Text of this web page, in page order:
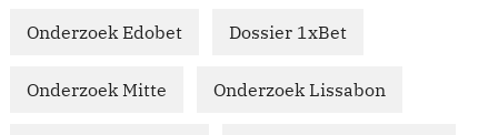
Onderzoek Edobet Dossier 1xBet
Onderzoek Mitte Onderzoek Lissabon